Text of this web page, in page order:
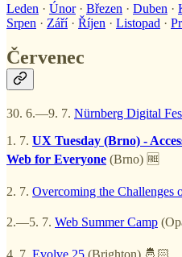
Leden · Únor· Březen · Duben ·
Srpen · Září· Říjen · Listopad ·
Červenec
30. 6.—9. 7. Nürnberg Digital
1. 7. UX Tuesday (Brno) -
Web for Everyone (Brno) 🆓
2. 7. Overcoming the Challenges
2.—5. 7. Web Summer Camp
4. 7. Evolve 25 (Brighton) 🤴🏻